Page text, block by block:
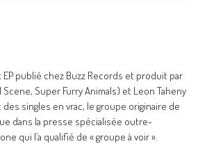
publié chez Buzz Records et produit par
Super Furry Animals) et Leon Taheny
des singles en vrac, le groupe originaire de
dans la presse spécialisée outre-
qui l’a qualifié de « groupe à voir ».